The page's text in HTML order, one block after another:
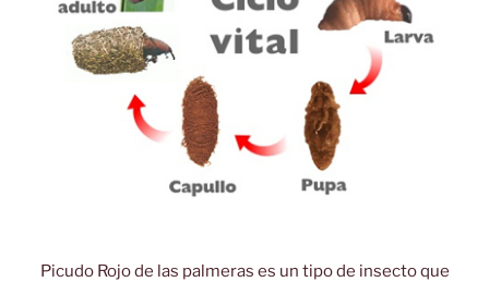
Picudo Rojo de las palmeras es un tipo de insecto que